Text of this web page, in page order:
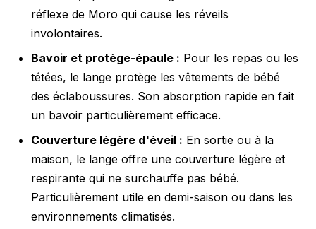
réflexe de Moro qui cause les réveils
involontaires.
Bavoir et protège-épaule : Pour les repas ou les
tétées, le lange protège les vêtements de bébé
des éclaboussures. Son absorption rapide en fait
un bavoir particulièrement efficace.
Couverture légère d'éveil : En sortie ou à la
maison, le lange offre une couverture légère et
respirante qui ne surchauffe pas bébé.
Particulièrement utile en demi-saison ou dans les
environnements climatisés.